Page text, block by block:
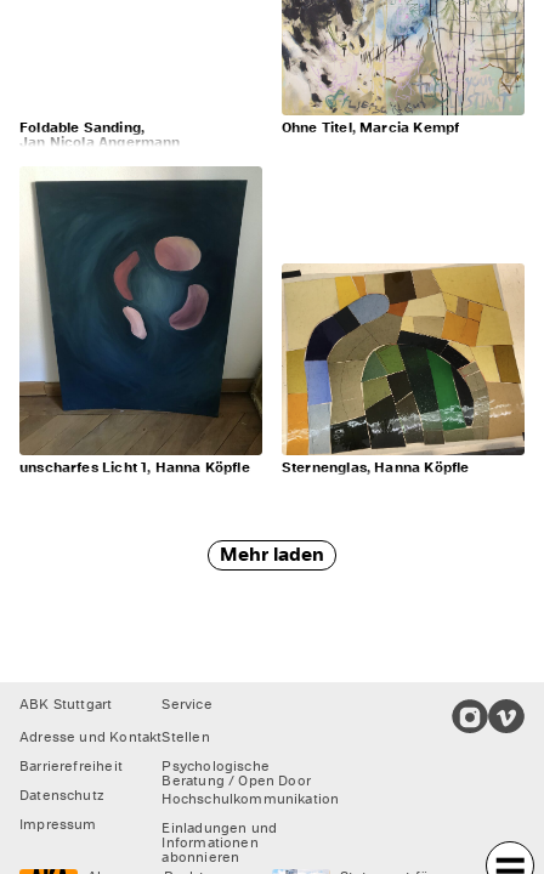
Foldable Sanding,
Jan Nicola Angermann
Ohne Titel, Marcia Kempf
unscharfes Licht 1, Hanna Köpfle Sternenglas, Hanna Köpfle
Mehr laden
Footer
ABK Stuttgart
Adresse und Kontakt
Barrierefreiheit
Datenschutz
Impressum
Service
Stellen
Psychologische
Beratung / Open Door
Hochschulkommunikation
Einladungen und
Informationen
abonnieren